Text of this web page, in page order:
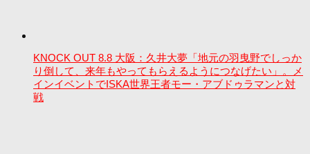
KNOCK OUT 8.8 大阪：久井大夢「地元の羽曳野でしっか
り倒して、来年もやってもらえるようにつなげたい」。メ
インイベントでISKA世界王者モー・アブドゥラマンと対
戦